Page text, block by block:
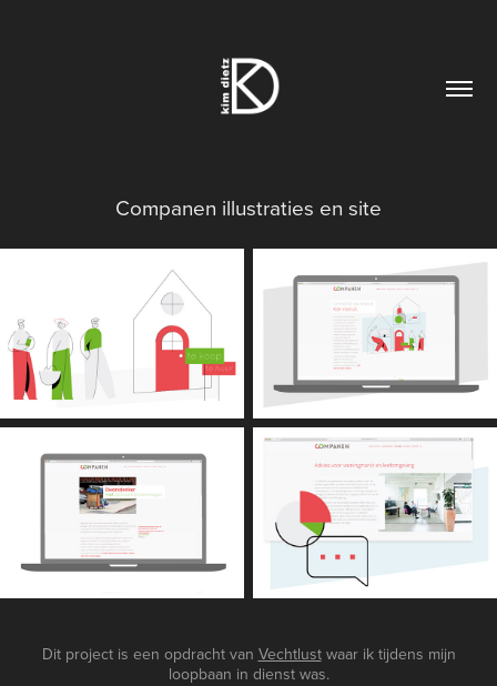
Companen illustraties en site
Dit project is een opdracht van Vechtlustwaar ik tijdens mijn
loopbaan in dienst was.